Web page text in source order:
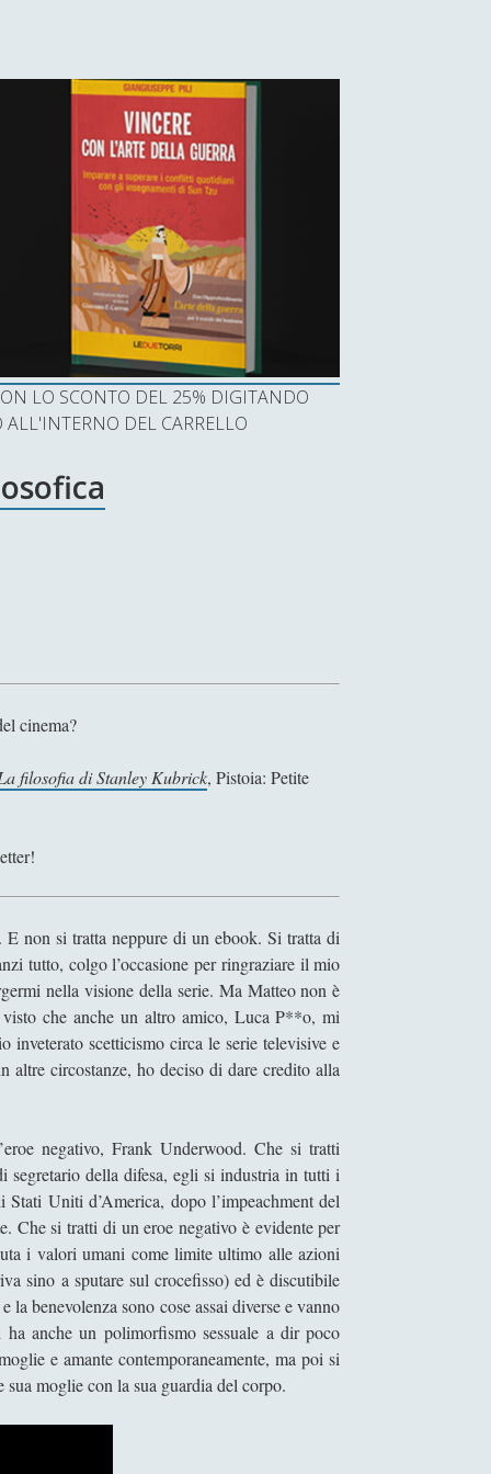
LO SCONTO DEL 25% DIGITANDO
DEL CARRELLO
cinema?
filosofia di Stanley Kubrick, Pistoia: Petite
non si tratta neppure di un ebook. Si tratta di
tutto, colgo l’occasione per ringraziare il mio
nella visione della serie. Ma Matteo non è
che anche un altro amico, Luca P**o, mi
inveterato scetticismo circa le serie televisive e
circostanze, ho deciso di dare credito alla
negativo, Frank Underwood. Che si tratti
della difesa, egli si industria in tutti i
Uniti d’America, dopo l’impeachment del
Che si tratti di un eroe negativo è evidente per
i valori umani come limite ultimo alle azioni
sino a sputare sul crocefisso) ed è discutibile
la benevolenza sono cose assai diverse e vanno
anche un polimorfismo sessuale a dir poco
e amante contemporaneamente, ma poi si
sua moglie con la sua guardia del corpo.